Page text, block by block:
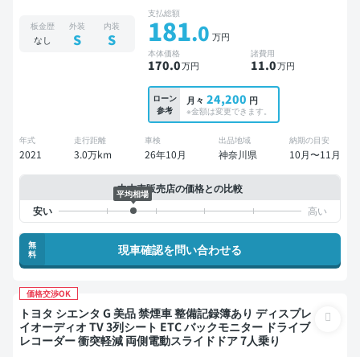
板金歴
なし
外装
S
内装
S
支払総額
181.0 万円
本体価格
170.0万円
諸費用
11.0万円
ローン
参考
月々 24,200 円
※金額は変更できます。
年式
2021
走行距離
3.0万km
車検
26年10月
出品地域
神奈川県
納期の目安
10月〜11月
中古車販売店の価格との比較
平均相場
無
料
現車確認を問い合わせる
価格交渉OK
トヨタ シエンタ G 美品 禁煙車 整備記録簿あり ディスプレ
イオーディオ TV 3列シート ETC バックモニター ドライブ
レコーダー 衝突軽減 両側電動スライドドア 7人乗り